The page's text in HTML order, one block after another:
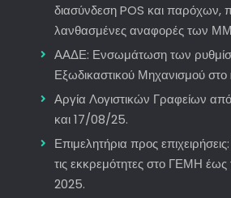
διασύνδεση POS και παρόχων,
λανθασμένες αναφορές των
ΑΑΔΕ: Ενσωμάτωση των
Εξωδικαστικού Μηχανισμού
Αργία Λογιστικών Γραφείων
και 17/08/25.
Επιμελητήρια προς
τις εκκρεμότητες στο ΓΕΜΗ έως
2025.